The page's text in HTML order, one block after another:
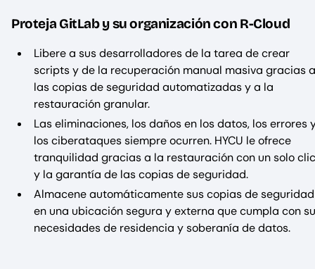
Proteja GitLab y su organización con R-Cloud
Libere a sus desarrolladores de la tarea de crear
scripts y de la recuperación manual masiva gracias a
las copias de seguridad automatizadas y a la
restauración granular.
Las eliminaciones, los daños en los datos, los errores
los ciberataques siempre ocurren. HYCU le ofrece
tranquilidad gracias a la restauración con un solo clic
y la garantía de las copias de seguridad.
Almacene automáticamente sus copias de seguridad
en una ubicación segura y externa que cumpla con
necesidades de residencia y soberanía de datos.